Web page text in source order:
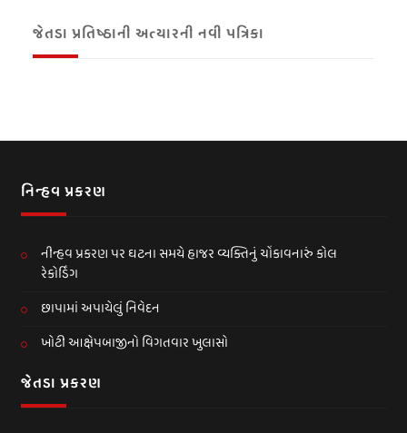
જેતડા પ્રતિષ્ઠાની અત્યારની નવી પત્રિકા
નિન્હવ પ્રકરણ
નીન્હવ પ્રકરણ પર ઘટના સમયે હાજર વ્યક્તિનું ચોંકાવનારું કોલ
રેકોર્ડિંગ
છાપામાં અપાયેલું નિવેદન
ખોટી આક્ષેપબાજીનો વિગતવાર ખુલાસો
જેતડા પ્રકરણ